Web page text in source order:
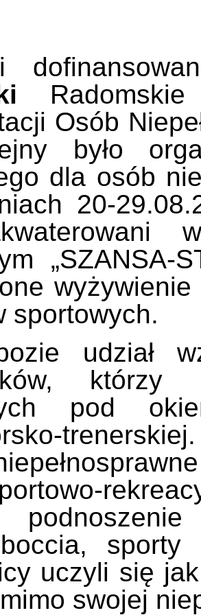
Osób
było
dla osób
20-
„SZANSA-
sportowych.
udział
którzy
pod
sporty
uczyli się
swojej